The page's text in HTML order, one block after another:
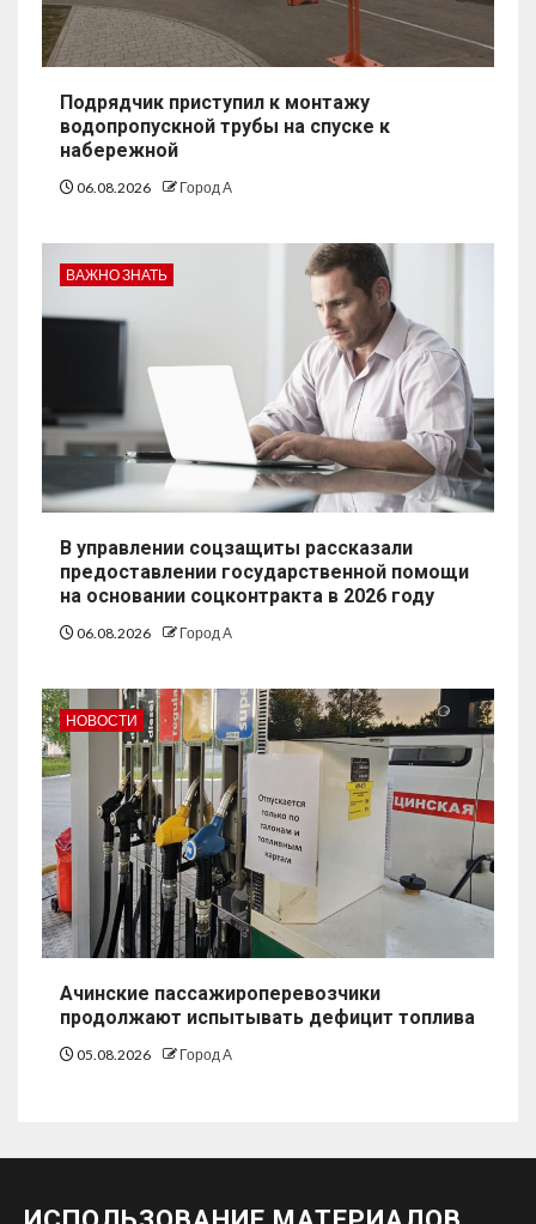
Подрядчик приступил к монтажу
водопропускной трубы на спуске к
набережной
06.08.2026 Город А
ВАЖНО ЗНАТЬ
В управлении соцзащиты рассказали
предоставлении государственной помощи
на основании соцконтракта в 2026 году
06.08.2026 Город А
НОВОСТИ
Ачинские пассажироперевозчики
продолжают испытывать дефицит топлива
05.08.2026 Город А